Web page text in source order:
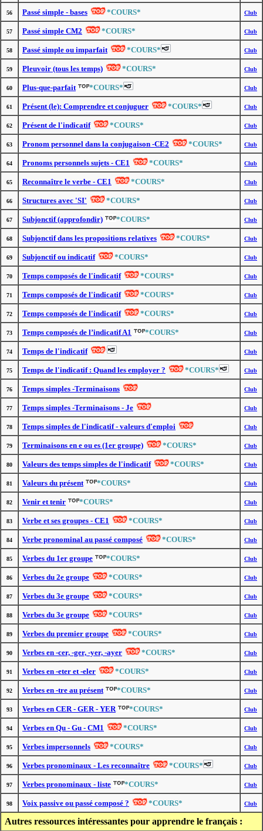
56 Passé simple - bases *COURS* Club
57 Passé simple CM2 *COURS* Club
58 Passé simple ou imparfait *COURS* Club
59 Pleuvoir (tous les temps) *COURS* Club
60 Plus-que-parfait *COURS* Club
61 Présent (le): Comprendre et conjuguer *COURS* Club
62 Présent de l'indicatif *COURS* Club
63 Pronom personnel dans la conjugaison -CE2 *COURS* Club
64 Pronoms personnels sujets - CE1 *COURS* Club
65 Reconnaître le verbe - CE1 *COURS* Club
66 Structures avec 'SI' *COURS* Club
67 Subjonctif (approfondir) *COURS* Club
68 Subjonctif dans les propositions relatives *COURS* Club
69 Subjonctif ou indicatif *COURS* Club
70 Temps composés de l'indicatif *COURS* Club
71 Temps composés de l'indicatif *COURS* Club
72 Temps composés de l'indicatif *COURS* Club
73 Temps composés de l’indicatif A1 *COURS* Club
74 Temps de l'indicatif Club
75 Temps de l'indicatif : Quand les employer ? *COURS* Club
76 Temps simples -Terminaisons Club
77 Temps simples -Terminaisons - Je Club
78 Temps simples de l'indicatif - valeurs d'emploi Club
79 Terminaisons en e ou es (1er groupe) *COURS* Club
80 Valeurs des temps simples de l'indicatif *COURS* Club
81 Valeurs du présent *COURS* Club
82 Venir et tenir *COURS* Club
83 Verbe et ses groupes - CE1 *COURS* Club
84 Verbe pronominal au passé composé *COURS* Club
85 Verbes du 1er groupe *COURS* Club
86 Verbes du 2e groupe *COURS* Club
87 Verbes du 3e groupe *COURS* Club
88 Verbes du 3e groupe *COURS* Club
89 Verbes du premier groupe *COURS* Club
90 Verbes en -cer, -ger, -yer, -ayer *COURS* Club
91 Verbes en -eter et -eler *COURS* Club
92 Verbes en -tre au présent *COURS* Club
93 Verbes en CER - GER - YER *COURS* Club
94 Verbes en Qu - Gu - CM1 *COURS* Club
95 Verbes impersonnels *COURS* Club
96 Verbes pronominaux - Les reconnaître *COURS* Club
97 Verbes pronominaux - liste *COURS* Club
98 Voix passive ou passé composé ? *COURS* Club
Autres ressources intéressantes pour apprendre le français :